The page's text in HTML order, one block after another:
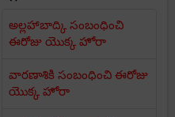
అల్లహాబాద్కి సంబంధించి
ఈరోజు యొక్క హోరా
వారణాశికి సంబంధించి ఈరోజు
యొక్క హోరా